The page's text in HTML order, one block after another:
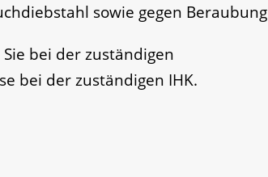
sowie gegen Beraubung
bei der zuständigen
bei der zuständigen IHK.